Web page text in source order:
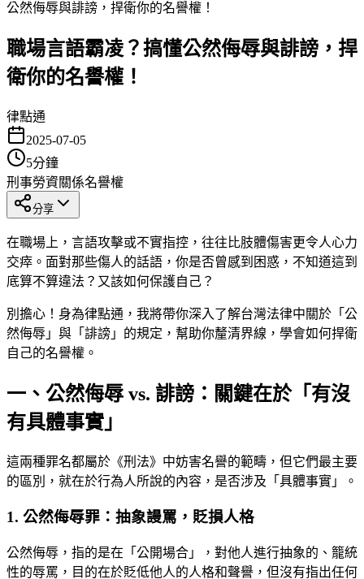
公然侮辱與誹謗，捍衛你的名譽權！
職場言語霸凌？搞懂公然侮辱與誹謗，捍
衛你的名譽權！
律點通
2025-07-05
5分鐘
刑事勞資關係名譽權
分享
在職場上，言語攻擊或不實指控，往往比肢體傷害更令人心力
交瘁。面對那些傷人的話語，你是否曾感到困惑，不知道這到
底算不算違法？又該如何保護自己？
別擔心！身為律點通，我將帶你深入了解台灣法律中關於「公
然侮辱」與「誹謗」的規定，幫助你釐清界線，學會如何捍衛
自己的名譽權。
一、公然侮辱 vs. 誹謗：關鍵在於「有沒
有具體事實」
這兩種罪名都屬於《刑法》中妨害名譽的範疇，但它們最主要
的區別，就在於行為人所說的內容，是否涉及「具體事實」。
1. 公然侮辱罪：抽象謾罵，貶損人格
公然侮辱，指的是在「公開場合」，對他人進行抽象的、籠統
性的辱罵，目的在於貶低他人的人格和聲譽，但沒有指出任何